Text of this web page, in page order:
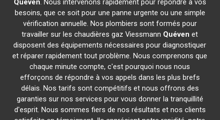
Quéven. Nous intervenons rapidement pour répondre à vos
besoins, que ce soit pour une panne urgente ou une simple
vérification annuelle. Nos plombiers sont formés pour
travailler sur les chaudières gaz Viessmann Quéven et
disposent des équipements nécessaires pour diagnostiquer
et réparer rapidement tout problème. Nous comprenons que
chaque minute compte, c'est pourquoi nous nous
efforçons de répondre à vos appels dans les plus brefs
délais. Nos tarifs sont compétitifs et nous offrons des
garanties sur nos services pour vous donner la tranquillité
d'esprit. Nous sommes fiers de nos résultats et nos clients